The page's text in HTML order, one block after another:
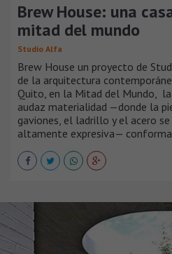
Brew House: una
mitad del mundo
Studio Alfa
Brew House un proyecto de
de la arquitectura
Quito, en la Mitad del Mundo,
audaz materialidad —donde la
gaviones, el ladrillo y el acero
altamente expresiva—